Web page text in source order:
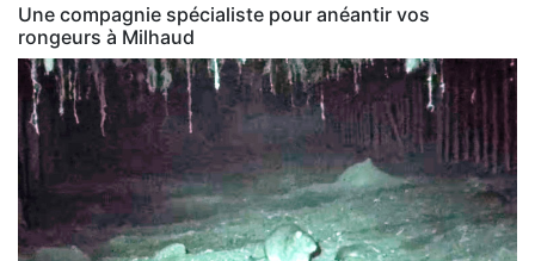
Une compagnie spécialiste pour anéantir vos
rongeurs à Milhaud